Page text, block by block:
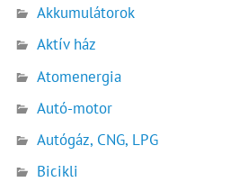
Akkumulátorok
Aktív ház
Atomenergia
Autó-motor
Autógáz, CNG, LPG
Bicikli